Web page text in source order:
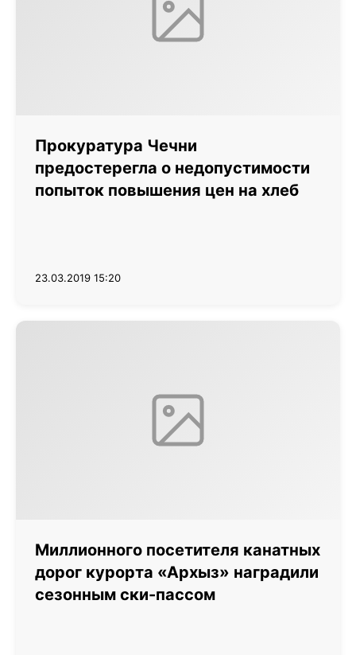
Прокуратура Чечни
предостерегла о недопустимости
попыток повышения цен на хлеб
23.03.2019 15:20
Миллионного посетителя канатных
дорог курорта «Архыз» наградили
сезонным ски-пассом